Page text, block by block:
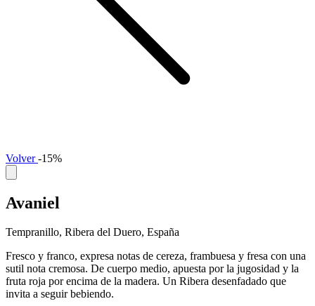
Volver-15%
Avaniel
Tempranillo, Ribera del Duero, España
Fresco y franco, expresa notas de cereza, frambuesa y fresa con una
sutil nota cremosa. De cuerpo medio, apuesta por la jugosidad y la
fruta roja por encima de la madera. Un Ribera desenfadado que
invita a seguir bebiendo.